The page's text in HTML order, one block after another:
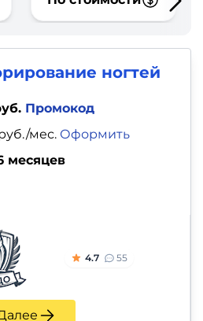
ногтей
Промокод
месяцев
мес. Оформить
4.7 55